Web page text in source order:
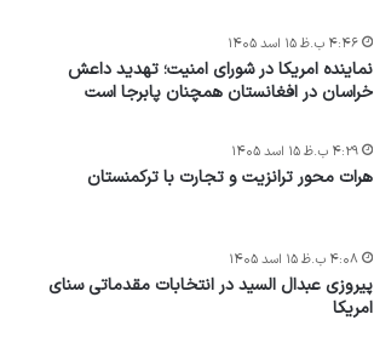
نماینده امریکا در شورای امنیت؛ تهدید داعش
خراسان در افغانستان همچنان پابرجا است
۴:۴۶ ب.ظ ۱۵ اسد ۱۴۰۵
هرات محور ترانزیت و تجارت با ترکمنستان
۴:۲۹ ب.ظ ۱۵ اسد ۱۴۰۵
پیروزی عبدال السید در انتخابات مقدماتی سنای
امریکا
۴:۰۸ ب.ظ ۱۵ اسد ۱۴۰۵